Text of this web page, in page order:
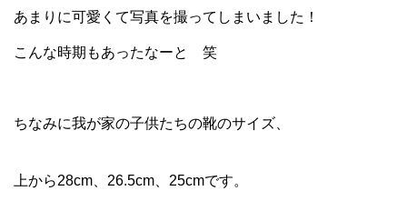
あまりに可愛くて写真を撮ってしまいました！
こんな時期もあったなーと 笑
ちなみに我が家の子供たちの靴のサイズ、
上から28cm、26.5cm、25cmです。